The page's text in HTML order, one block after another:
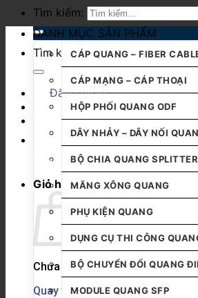
Tìm kiếm:
Tìm kiếm:
Đăng nhập
Giỏ hàng
Chưa có sản phẩm trong giỏ
Quay trở lại cửa hàng
DANH MỤC SẢN PHẨM
CÁP QUANG – FIBER
CÁP MẠNG – CÁP THOẠI
HỘP PHỐI QUANG ODF
DÂY NHẢY – DÂY NỐI
BỘ CHIA QUANG SPLITTER
MĂNG XÔNG QUANG
PHỤ KIỆN QUANG
DỤNG CỤ THI CÔNG
BỘ CHUYỂN ĐỔI QUANG
MODULE QUANG SFP